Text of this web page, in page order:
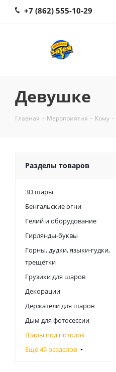
+7 (862) 555-10-29
Девушке
Главная - Мероприятия - Кому -
Разделы товаров
3D шары
Бенгальские огни
Гелий и оборудование
Гирлянды-буквы
Горны, дудки, языки-гудки,
трещётки
Грузики для шаров
Декорации
Держатели для шаров
Дым для фотосессии
Шары под потолок
Ещё 45 разделов